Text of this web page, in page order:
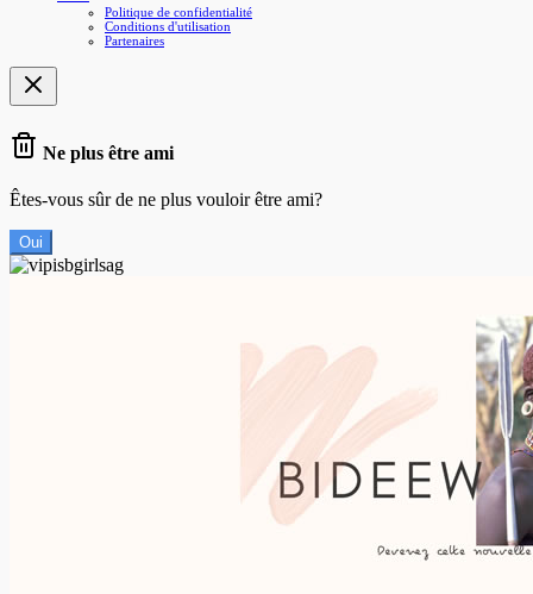
Politique de confidentialité
Conditions d'utilisation
Partenaires
Ne plus être ami
Êtes-vous sûr de ne plus vouloir être ami?
Oui